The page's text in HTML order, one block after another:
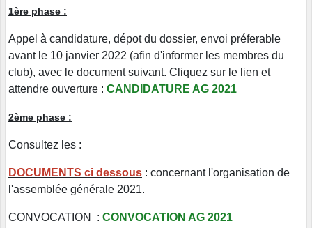
1ère phase :
Appel à candidature, dépot du dossier, envoi préferable
avant le 10 janvier 2022 (afin d'informer les membres du
club), avec le document suivant. Cliquez sur le lien et
attendre ouverture : CANDIDATURE AG 2021
2ème phase :
Consultez les :
DOCUMENTS ci dessous : concernant l'organisation de
l'assemblée générale 2021.
CONVOCATION : CONVOCATION AG 2021